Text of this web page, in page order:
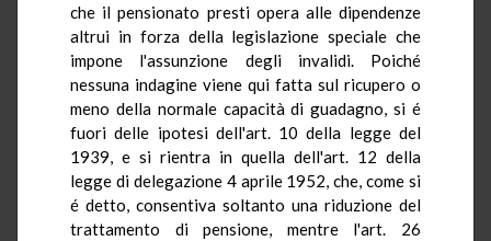
che il pensionato presti opera alle dipendenze
altrui in forza della legislazione speciale che
impone l'assunzione degli invalidi. Poiché
nessuna indagine viene qui fatta sul ricupero o
meno della normale capacità di guadagno, si é
fuori delle ipotesi dell'art. 10 della legge del
1939, e si rientra in quella dell'art. 12 della
legge di delegazione 4 aprile 1952, che, come si
é detto, consentiva soltanto una riduzione del
trattamento di pensione, mentre l'art. 26